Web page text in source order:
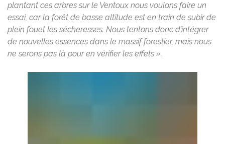
plantant ces arbres sur le Ventoux nous voulons faire un
essai, car la forêt de basse altitude est en train de subir de
plein fouet les sécheresses. Nous tentons donc d’intégrer
de nouvelles essences dans le massif forestier, mais nous
ne serons pas là pour en vérifier les effets ».